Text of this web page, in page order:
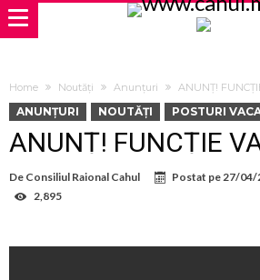
Home Noutăți Anunțuri ANUNȚ!
ANUNȚURI NOUTĂȚI POSTURI
ANUNȚ! FUNCȚIE
De Consiliul Raional Cahul Postat pe27/04/
2,895